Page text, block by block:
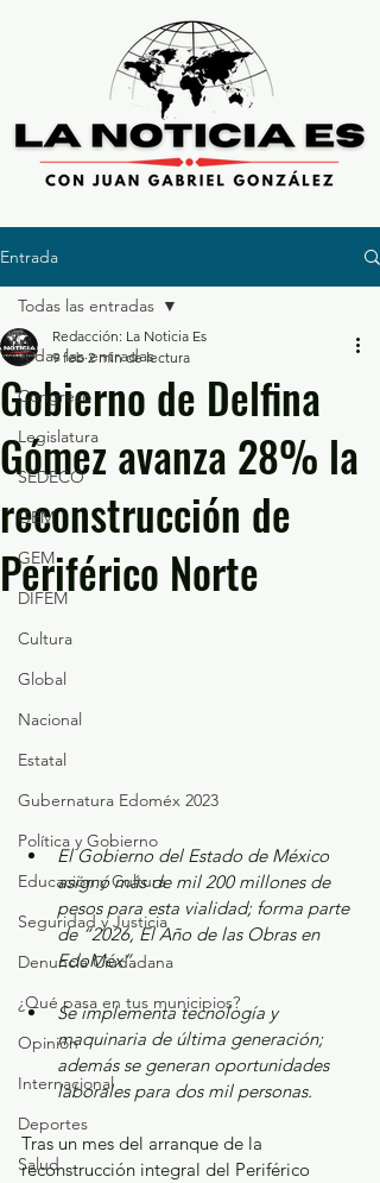
Entrada
Todas las entradas
Congreso
Legislatura
SEDECO
GEM
GEM
DIFEM
Cultura
Global
Nacional
Estatal
Gubernatura Edoméx 2023
Política y Gobierno
Educación y Cultura
Seguridad y Justicia
Denuncia Ciudadana
¿Qué pasa en tus municipios?
Opinión
Internacional
Deportes
Salud
Todas las entradas
Gobierno de Delfina
Gómez avanza 28% la
reconstrucción de
Periférico Norte
Redacción: La Noticia Es
9 feb 2 min de lectura
El Gobierno del Estado de México
asignó más de mil 200 millones de
pesos para esta vialidad; forma parte
de “2026, El Año de las Obras en
EdoMéx”.
Se implementa tecnología y
maquinaria de última generación;
además se generan oportunidades
laborales para dos mil personas.
Tras un mes del arranque de la
reconstrucción integral del Periférico